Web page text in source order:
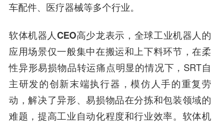
车配件、医疗器械等多个行业。
软体机器人CEO高少龙表示，全球工业机器人的
应用场景仅一般集中在搬运和上下料环节，在柔
性异形易损物品转运痛点明显的情况下，SRT自
主研发的创新末端执行器，模仿人手的重复劳
动，解决了异形、易损物品在分拣和包装领域的
难题，提高工业自动化程度和行业效率。软体机